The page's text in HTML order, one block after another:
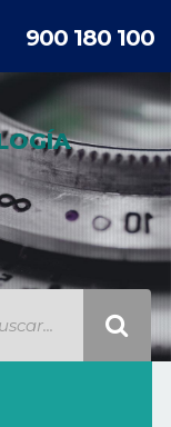
900 180 100